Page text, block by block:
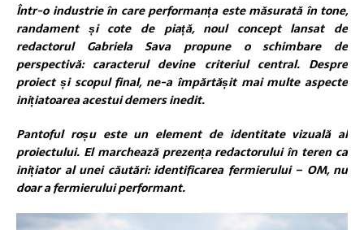
Într-o industrie în care performanța este măsurată în tone,
randament și cote de piață, noul concept lansat de
redactorul Gabriela Sava propune o schimbare de
perspectivă: caracterul devine criteriul central. Despre
proiect și scopul final, ne-a împărtășit mai multe aspecte
inițiatoarea acestui demers​ inedit.
Pantoful roșu este un element de identitate vizuală al
proiectului. El marchează prezența redactorului în teren ca
inițiator al unei căutări: identificarea fermierului – OM, nu
doar a fermierului performant.